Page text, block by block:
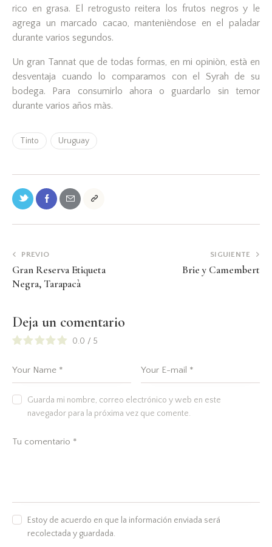
rico en grasa. El retrogusto reitera los frutos negros y le
agrega un marcado cacao, mantenièndose en el paladar
durante varios segundos.
Un gran Tannat que de todas formas, en mi opiniòn, està en
desventaja cuando lo comparamos con el Syrah de su
bodega. Para consumirlo ahora o guardarlo sin temor
durante varios años màs.
Tinto Uruguay
PREVIO
Gran Reserva Etiqueta
Negra, Tarapacà
SIGUIENTE
Brie y Camembert
Deja un comentario
0.0 / 5
Guarda mi nombre, correo electrónico y web en este
navegador para la próxima vez que comente.
Estoy de acuerdo en que la información enviada será
recolectada y guardada.